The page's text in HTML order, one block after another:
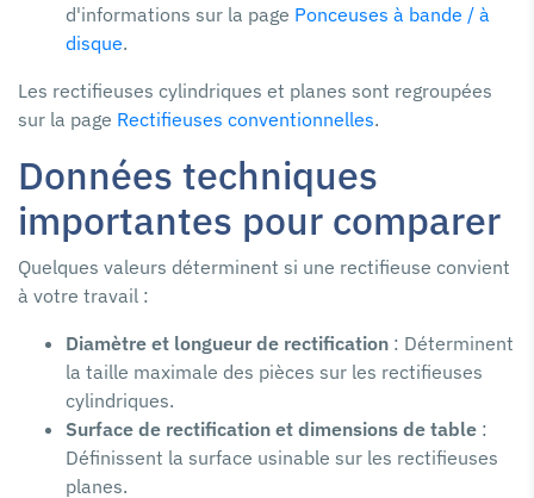
d'informations sur la page Ponceuses à bande / à
disque.
Les rectifieuses cylindriques et planes sont regroupées
sur la page Rectifieuses conventionnelles.
Données techniques
importantes pour comparer
Quelques valeurs déterminent si une rectifieuse convient
à votre travail :
Diamètre et longueur de rectification : Déterminent
la taille maximale des pièces sur les rectifieuses
cylindriques.
Surface de rectification et dimensions de table :
Définissent la surface usinable sur les rectifieuses
planes.